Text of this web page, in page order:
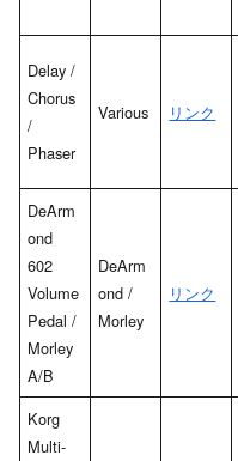
Delay /
Chorus
/
Phaser
Various リンク
DeArm
ond
602
Volume
Pedal /
Morley
A/B
DeArm
ond /
Morley
リンク
Korg
Multi-